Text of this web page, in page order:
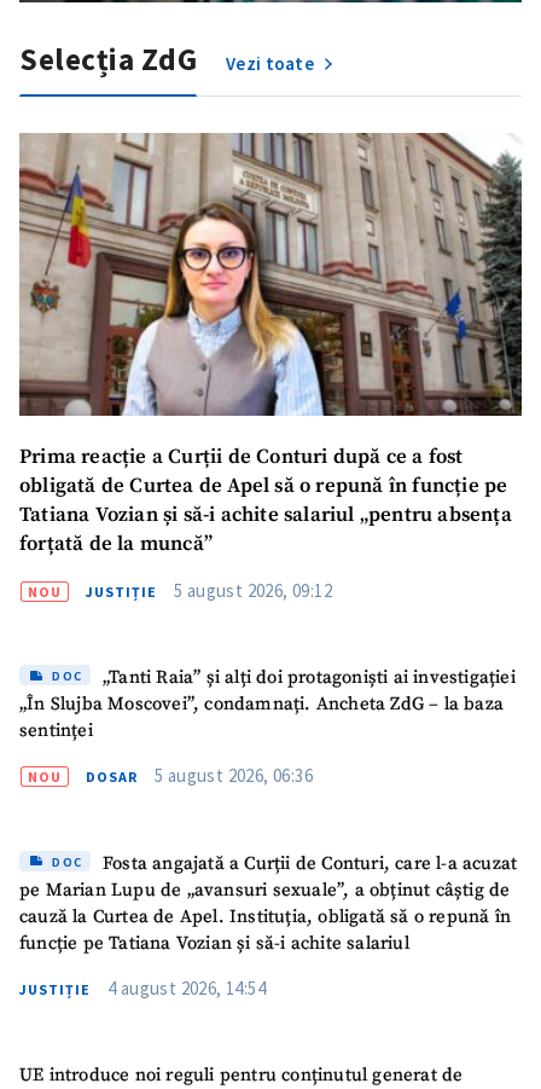
Selecția ZdG Vezi toate
Prima reacție a Curții de Conturi după ce a fost
obligată de Curtea de Apel să o repună în funcție pe
Tatiana Vozian și să-i achite salariul „pentru absența
forțată de la muncă”
NOU JUSTIȚIE 5 august 2026, 09:12
DOC
„Tanti Raia” și alți doi protagoniști ai investigației
„În Slujba Moscovei”, condamnați. Ancheta ZdG – la baza
sentinței
NOU DOSAR 5 august 2026, 06:36
DOC
Fosta angajată a Curții de Conturi, care l-a acuzat
pe Marian Lupu de „avansuri sexuale”, a obținut câștig de
cauză la Curtea de Apel. Instituția, obligată să o repună în
funcție pe Tatiana Vozian și să-i achite salariul
JUSTIȚIE 4 august 2026, 14:54
UE introduce noi reguli pentru conținutul generat de